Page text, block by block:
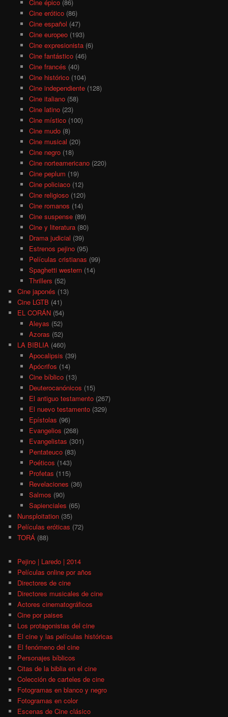
Cine épico(86)
Cine erótico(86)
Cine español (47)
Cine europeo(193)
Cine expresionista(6)
Cine fantástico(46)
Cine francés (40)
Cine histórico(104)
Cine independiente(128)
Cine italiano(58)
Cine latino(23)
Cine místico(100)
Cine mudo(8)
Cine musical (20)
Cine negro(18)
Cine norteamericano(220)
Cine peplum (19)
Cine policiaco(12)
Cine religioso(120)
Cine romanos (14)
Cine suspense(89)
Cine y literatura(80)
Drama judicial (39)
Estrenos pejino(95)
Películas cristianas (99)
Spaghetti western(14)
Thrillers (52)
Cine japonés (13)
Cine LGTB (41)
EL CORÁN (54)
Aleyas (52)
Azoras (52)
LA BIBLIA (460)
Apocalipsis (39)
Apócrifos (14)
Cine bíblico(13)
Deuterocanónicos (15)
El antiguo testamento(267)
El nuevo testamento(329)
Epístolas (96)
Evangelios (268)
Evangelistas (301)
Pentateuco(83)
Poéticos (143)
Profetas (115)
Revelaciones (36)
Salmos (90)
Sapienciales (65)
Nunsploitation (35)
Películas eróticas (72)
TORÁ (88)
Pejino | Laredo | 2014
Películas online por años
Directores de cine
Directores musicales de cine
Actores cinematográficos
Cine por paises
Los protagonistas del cine
El cine y las películas históricas
El fenómeno del cine
Personajes bíblicos
Citas de la biblia en el cine
Colección de carteles de cine
Fotogramas en blanco y negro
Fotogramas en color
Escenas de Cine clásico